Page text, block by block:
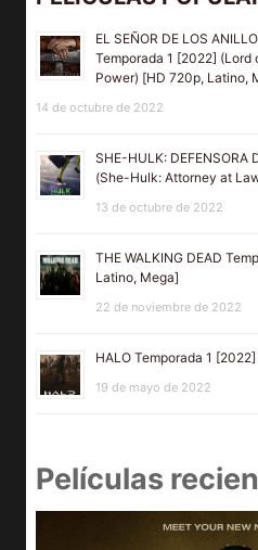
EL SEÑOR DE LOS
Temporada 1 [2022] (Lord
Power) [HD 720p, Latino,
14 de octubre de 2022
SHE-HULK: DEFENSORA
(She-Hulk: Attorney at
13 de octubre de 2022
THE WALKING DEAD
Latino, Mega]
22 de noviembre de 2022
HALO Temporada 1
19 de mayo de 2022
Películas